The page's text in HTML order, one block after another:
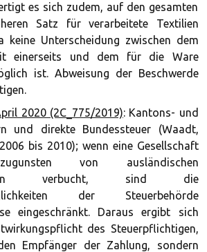
es sich zudem, auf den gesamten
Satz für verarbeitete Textilien
keine Unterscheidung zwischen dem
einerseits und dem für die Ware
ist. Abweisung der Beschwerde
2020 (2C_775/2019): Kantons- und
und direkte Bundessteuer (Waadt,
bis 2010); wenn eine Gesellschaft
von ausländischen
verbucht, sind die
der Steuerbehörde
eingeschränkt. Daraus ergibt sich
des Steuerpflichtigen,
Empfänger der Zahlung, sondern